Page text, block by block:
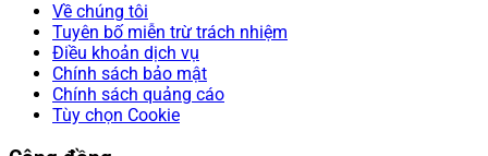
Về chúng tôi
Tuyên bố miễn trừ trách nhiệm
Điều khoản dịch vụ
Chính sách bảo mật
Chính sách quảng cáo
Tùy chọn Cookie